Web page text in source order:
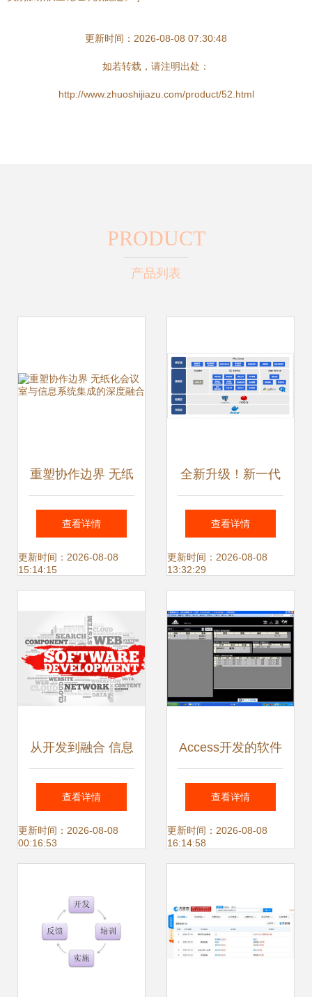
更新时间：2026-08-08 07:30:48
如若转载，请注明出处：
http://www.zhuoshijiazu.com/product/52.html
PRODUCT
产品列表
重塑协作边界 无纸
化会议室与信息系
统集成的深度融合
查看详情
更新时间：2026-08-08
15:14:15
全新升级！新一代
质控系统引领检验
数字化质量管理新
查看详情
更新时间：2026-08-08
13:32:29
从开发到融合 信息
系统集成服务的成
长密码
查看详情
更新时间：2026-08-08
00:16:53
Access开发的软件
欣赏与信息系统集
成服务探析
查看详情
更新时间：2026-08-08
16:14:58